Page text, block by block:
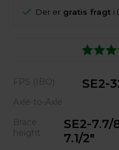
Der er gratis fragt i
FPS (IBO) SE2-
Axle-to-Axle
Brace
height
SE2-7.7/
7.1/2"